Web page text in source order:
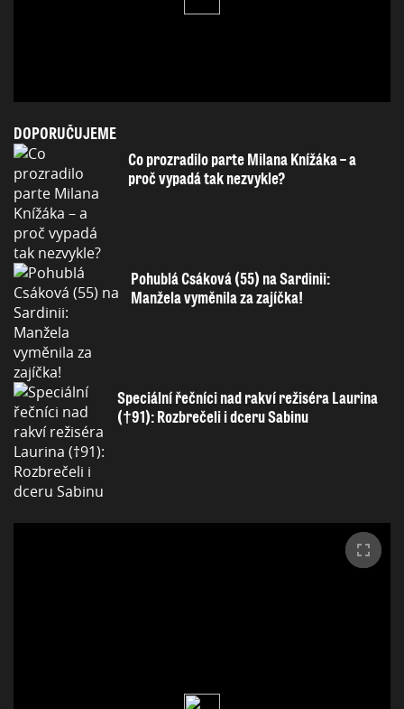
DOPORUČUJEME
Co prozradilo parte Milana Knížáka – a
proč vypadá tak nezvykle?
Pohublá Csáková (55) na Sardinii:
Manžela vyměnila za zajíčka!
Speciální řečníci nad rakví režiséra Laurina
(†91): Rozbrečeli i dceru Sabinu